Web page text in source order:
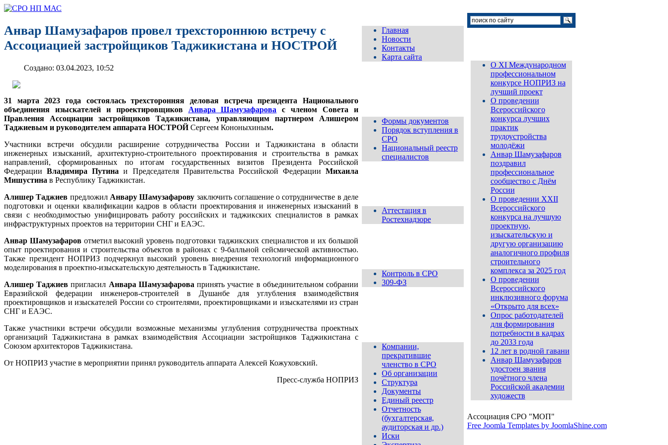
Анвар Шамузафаров провел трехстороннюю встречу с
Ассоциацией застройщиков Таджикистана и НОСТРОЙ
Создано: 03.04.2023, 10:52
31 марта 2023 года состоялась трехсторонняя деловая встреча президента Национального
объединения изыскателей и проектировщиков Анвара Шамузафарова с членом Совета и
Правления Ассоциации застройщиков Таджикистана, управляющим партнером Алишером
Таджиевым и руководителем аппарата НОСТРОЙСергеем Кононыхиным.
Участники встречи обсудили расширение сотрудничества России и Таджикистана в области
инженерных изысканий, архитектурно-строительного проектирования и строительства в рамках
направлений, сформированных по итогам государственных визитов Президента Российской
ФедерацииВладимира Путина и Председателя Правительства Российской Федерации Михаила
Мишустина в Республику Таджикистан.
Алишер Таджиев предложил Анвару Шамузафарову заключить соглашение о сотрудничестве в деле
подготовки и оценки квалификации кадров в области проектирования и инженерных изысканий в
связи с необходимостью унифицировать работу российских и таджикских специалистов в рамках
инфраструктурных проектов на территории СНГ и ЕАЭС.
Анвар Шамузафаровотметил высокий уровень подготовки таджикских специалистов и их большой
опыт проектирования и строительства объектов в районах с 9-балльной сейсмической активностью.
Также президент НОПРИЗ подчеркнул высокий уровень внедрения технологий информационного
моделирования в проектно-изыскательскую деятельность в Таджикистане.
Алишер Таджиев пригласил Анвара Шамузафаровапринять участие в объединительном собрании
Евразийской федерации инженеров-строителей в Душанбе для углубления взаимодействия
проектировщиков и изыскателей России со строителями, проектировщиками и изыскателями из стран
СНГ и ЕАЭС.
Также участники встречи обсудили возможные механизмы углубления сотрудничества проектных
организаций Таджикистана в рамках взаимодействия Ассоциации застройщиков Таджикистана с
Союзом архитекторов Таджикистана.
От НОПРИЗ участие в мероприятии принял руководитель аппарата Алексей Кожуховский.
Пресс-служба НОПРИЗ
Главная
Новости
Контакты
Карта сайта
Формы документов
Порядок вступления в
СРО
Национальный реестр
специалистов
Аттестация в
Ростехнадзоре
Контроль в СРО
309-ФЗ
Компании,
прекратившие
членство в СРО
Об организации
Структура
Документы
Единый реестр
Отчетность
(бухгалтерская,
аудиторская и др.)
Иски
О XI Международном
профессиональном
конкурсе НОПРИЗ на
лучший проект
О проведении
Всероссийского
конкурса лучших
практик
трудоустройства
молодёжи
Анвар Шамузафаров
поздравил
профессиональное
сообщество с Днём
России
О проведении ХХII
Всероссийского
конкурса на лучшую
проектную,
изыскательскую и
другую организацию
аналогичного профиля
строительного
комплекса за 2025 год
О проведении
Всероссийского
инклюзивного форума
«Открыто для всех»
Опрос работодателей
для формирования
потребности в кадрах
до 2033 года
12 лет в родной гавани
Анвар Шамузафаров
удостоен звания
почётного члена
Российской академии
художеств
Ассоциация СРО "МОП"
Free Joomla Templates by JoomlaShine.com